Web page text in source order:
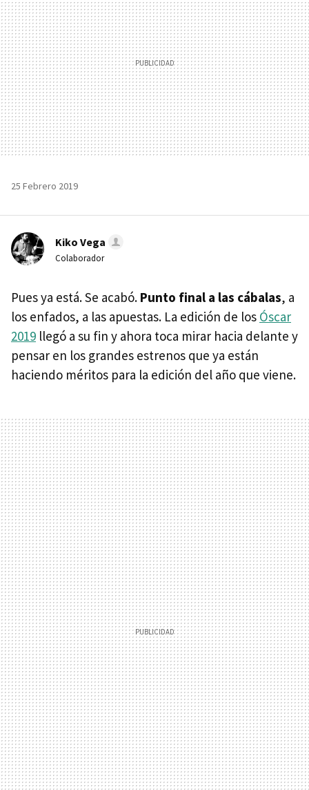
25 Febrero 2019
Kiko Vega
Colaborador
Pues ya está. Se acabó. Punto final a las cábalas, a
los enfados, a las apuestas. La edición de los Óscar
2019 llegó a su fin y ahora toca mirar hacia delante y
pensar en los grandes estrenos que ya están
haciendo méritos para la edición del año que viene.